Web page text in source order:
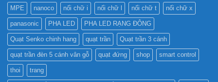
MPE nanoco nối chữ i nối chữ l nối chữ t nối chữ x
panasonic PHA LED PHA LED RẠNG ĐÔNG
Quạt Senko chinh hang quạt trần Quạt trần 3 cánh
quạt trần đèn 5 cánh vân gỗ quạt đứng shop smart control
thoi trang